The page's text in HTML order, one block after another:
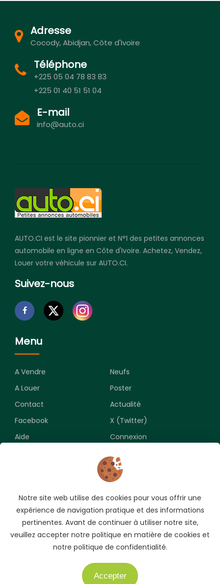
Adresse
Cocody, Abidjan, Côte d'Ivoire
Téléphone
+225 05 04 78 83 83
+225 01 40 51 51 04
E-mail
info@auto.ci
AUTO.CI est le site pionnier et N°1 des petites annonces
automobile en ligne en Côte d'Ivoire. Achetez, Vendez,
Louer votre véhicule sur AUTO.CI.
Suivez-nous
Menu
A Vendre
Neufs
A Louer
Poster
Contact
Actualité
Facebook
X (Twitter)
Aide
Connexion
Souscrivez pour recevoir les meilleures opportunités.
Notre site web utilise des cookies pour vous offrir une
expérience de navigation pratique et des informations
pertinentes. Avant de continuer à utiliser notre site,
veuillez accepter notre politique en matière de cookies et
notre politique de confidentialité.
Accepter